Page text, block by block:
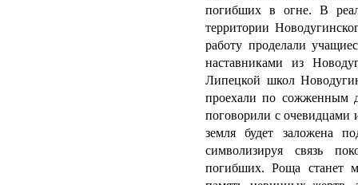
погибших в огне. В
территории
работу проделали
наставниками из
Липецкой школ
проехали по сожженным
поговорили с очевидцами
земля будет заложена
символизируя связь
погибших. Роща станет